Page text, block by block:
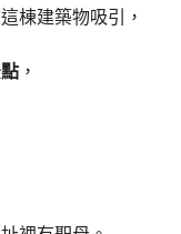
棟建築物吸引，
，